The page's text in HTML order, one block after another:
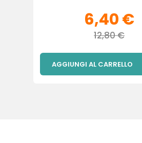
6,40 €
12,80 €
AGGIUNGI AL CARRELLO